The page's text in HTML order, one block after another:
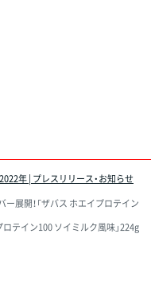
2022年 | プレスリリース・お知らせ
展開！「ザバス ホエイプロテイン
テイン100 ソイミルク風味」224g